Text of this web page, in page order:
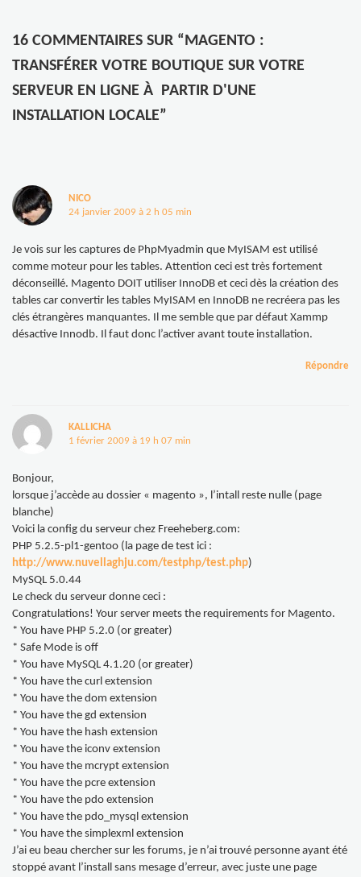
16 COMMENTAIRES SUR “MAGENTO :
TRANSFÉRER VOTRE BOUTIQUE SUR VOTRE
SERVEUR EN LIGNE À PARTIR D'UNE
INSTALLATION LOCALE”
NICO
24 janvier 2009 à 2 h 05 min
Je vois sur les captures de PhpMyadmin que MyISAM est utilisé
comme moteur pour les tables. Attention ceci est très fortement
déconseillé. Magento DOIT utiliser InnoDB et ceci dès la création des
tables car convertir les tables MyISAM en InnoDB ne recréera pas les
clés étrangères manquantes. Il me semble que par défaut Xammp
désactive Innodb. Il faut donc l’activer avant toute installation.
Répondre
KALLICHA
1 février 2009 à 19 h 07 min
Bonjour,
lorsque j’accède au dossier « magento », l’intall reste nulle (page
blanche)
Voici la config du serveur chez Freeheberg.com:
PHP 5.2.5-pl1-gentoo (la page de test ici :
http://www.nuvellaghju.com/testphp/test.php)
MySQL 5.0.44
Le check du serveur donne ceci :
Congratulations! Your server meets the requirements for Magento.
* You have PHP 5.2.0 (or greater)
* Safe Mode is off
* You have MySQL 4.1.20 (or greater)
* You have the curl extension
* You have the dom extension
* You have the gd extension
* You have the hash extension
* You have the iconv extension
* You have the mcrypt extension
* You have the pcre extension
* You have the pdo extension
* You have the pdo_mysql extension
* You have the simplexml extension
J’ai eu beau chercher sur les forums, je n’ai trouvé personne ayant été
stoppé avant l’install sans mesage d’erreur, avec juste une page